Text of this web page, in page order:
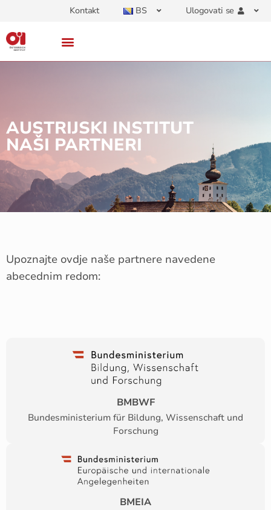
Kontakt BS Ulogovati se
AUSTRIJSKI INSTITUT
NAŠI PARTNERI
Upoznajte ovdje naše partnere navedene
abecednim redom:
BMBWF
Bundesministerium für Bildung, Wissenschaft und
Forschung
BMEIA